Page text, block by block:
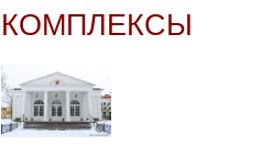
КОМПЛЕКСЫ